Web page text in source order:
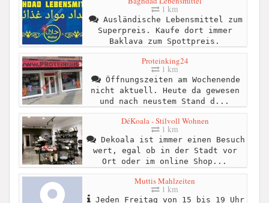
1 km
Ausländische Lebensmittel zum
Superpreis. Kaufe dort immer
Baklava zum Spottpreis.
Proteinking24
1 km
Öffnungszeiten am Wochenende
nicht aktuell. Heute da gewesen
und nach neustem Stand d...
DéKoala - Stilvoll Wohnen
1 km
Dekoala ist immer einen Besuch
wert, egal ob in der Stadt vor
Ort oder im online Shop...
Muttis Mahlzeiten
1 km
Jeden Freitag von 15 bis 19 Uhr